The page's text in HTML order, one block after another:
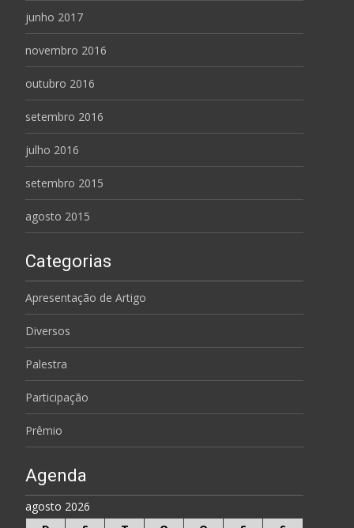
junho 2017
novembro 2016
outubro 2016
setembro 2016
julho 2016
setembro 2015
agosto 2015
Categorias
Apresentação de Artigo
Diversos
Palestra
Participação
Prêmio
Agenda
agosto 2026